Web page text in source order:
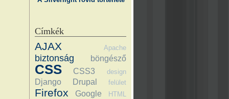
Címkék
AJAX Apache
biztonság böngésző
CSS CSS3 design
Django Drupal felület
Firefox Google HTML